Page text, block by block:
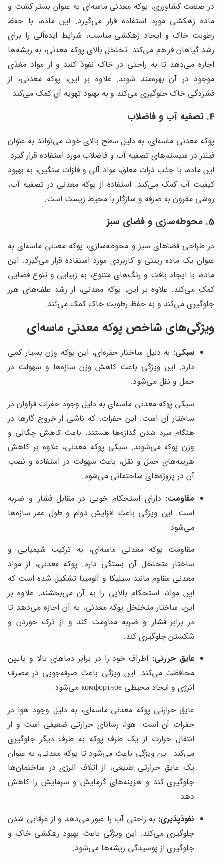
در صنعت کشاورزی، پوکه معدنی ماسه‌ای به عنوان بستر کشت و
ماده زهکشی مورد استفاده قرار می‌گیرد. این ماده، با حفظ
رطوبت خاک و ایجاد زهکشی مناسب، شرایط ایده‌آلی را برای
رشد گیاهان فراهم می‌کند. تخلخل بالای پوکه معدنی، به ریشه‌ها
اجازه می‌دهد تا به راحتی در خاک نفوذ کنند و از مواد مغذی
موجود در آن بهره‌مند شوند. علاوه بر این، پوکه معدنی، از
فشردگی خاک جلوگیری می‌کند و به بهبود تهویه آن کمک می‌کند.
4. تصفیه آب و فاضلاب
پوکه معدنی ماسه‌ای، به دلیل سطح بالای خود، می‌تواند به عنوان
فیلتر در سیستم‌های تصفیه آب و فاضلاب مورد استفاده قرار گیرد.
این ماده، با جذب ذرات معلق، مواد آلی و فلزات سنگین، به بهبود
کیفیت آب کمک می‌کند. استفاده از پوکه معدنی در تصفیه آب،
روشی مقرون به صرفه و سازگار با محیط زیست است.
5. محوطه‌سازی و فضای سبز
در طراحی فضاهای سبز و محوطه‌سازی، پوکه معدنی ماسه‌ای به
عنوان یک ماده زینتی و کاربردی مورد استفاده قرار می‌گیرد. این
ماده، با ایجاد بافت و رنگ‌های متنوع، به زیبایی و تنوع فضایی
کمک می‌کند. علاوه بر این، پوکه معدنی، از رشد علف‌های هرز
جلوگیری می‌کند و به حفظ رطوبت خاک کمک می‌کند.
ویژگی‌های شاخص پوکه معدنی ماسه‌ای
سبکی: به دلیل ساختار حفره‌ای، این پوکه وزن بسیار کمی
دارد. این ویژگی باعث کاهش وزن سازه‌ها و سهولت در
حمل و نقل می‌شود.
سبکی پوکه معدنی ماسه‌ای به دلیل وجود حفرات فراوان در
ساختار آن است. این حفرات، که ناشی از خروج گازها در
هنگام سرد شدن گدازه‌ها هستند، باعث کاهش چگالی و
وزن پوکه می‌شوند. سبکی پوکه معدنی، علاوه بر کاهش
هزینه‌های حمل و نقل، باعث سهولت در استفاده و نصب
آن در پروژه‌های ساختمانی می‌شود.
مقاومت: دارای استحکام خوبی در مقابل فشار و ضربه
است. این ویژگی باعث افزایش دوام و طول عمر سازه‌ها
می‌شود.
مقاومت پوکه معدنی ماسه‌ای، به ترکیب شیمیایی و
ساختار متخلخل آن بستگی دارد. پوکه معدنی، از مواد
معدنی مقاوم مانند سیلیکا و آلومینا تشکیل شده است که
این مواد، استحکام بالایی را به آن می‌بخشند. علاوه بر
این، ساختار متخلخل پوکه معدنی، به آن اجازه می‌دهد تا
در برابر فشار و ضربه مقاومت کند و از ترک خوردن و
شکستن جلوگیری کند.
عایق حرارتی: اطراف خود را در برابر دماهای بالا و پایین
محافظت می‌کند. این ویژگی باعث صرفه‌جویی در مصرف
انرژی و ایجاد محیطی комфортное می‌شود.
عایق حرارتی پوکه معدنی ماسه‌ای، به دلیل وجود هوا در
حفرات آن است. هوا، رسانای حرارتی ضعیفی است و از
انتقال حرارت از یک طرف پوکه به طرف دیگر جلوگیری
می‌کند. این ویژگی باعث می‌شود تا پوکه معدنی، به عنوان
یک عایق حرارتی طبیعی، از اتلاف انرژی در ساختمان‌ها
جلوگیری کند و هزینه‌های گرمایش و سرمایش را کاهش
دهد.
نفوذپذیری: به راحتی آب را عبور می‌دهد و از غرقابی شدن
جلوگیری می‌کند. این ویژگی باعث بهبود زهکشی خاک و
جلوگیری از پوسیدگی ریشه‌ها می‌شود.